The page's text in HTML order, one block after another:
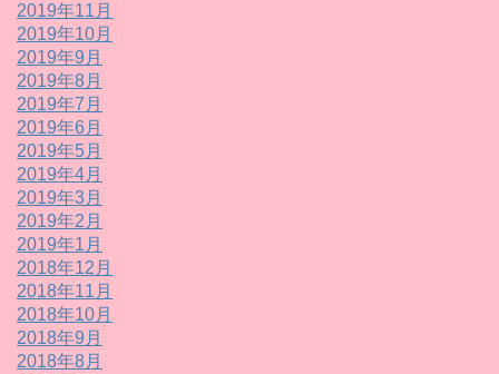
2019年11月
2019年10月
2019年9月
2019年8月
2019年7月
2019年6月
2019年5月
2019年4月
2019年3月
2019年2月
2019年1月
2018年12月
2018年11月
2018年10月
2018年9月
2018年8月